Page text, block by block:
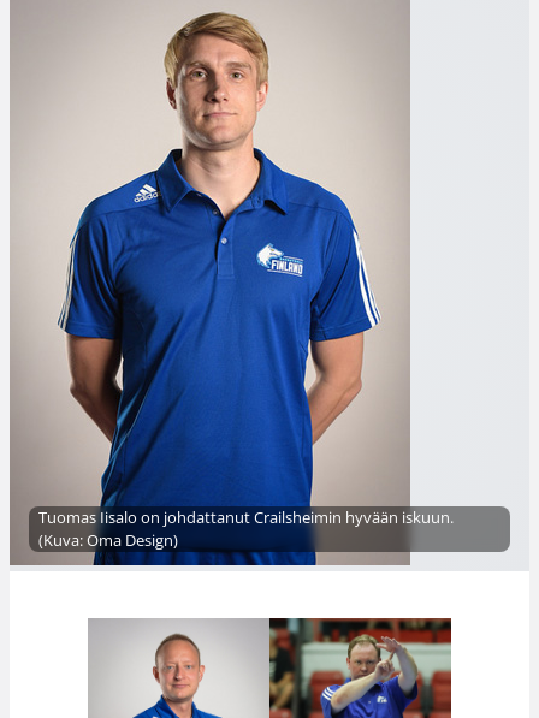
Tuomas Iisalo on johdattanut Crailsheimin hyvään iskuun.
(Kuva: Oma Design)